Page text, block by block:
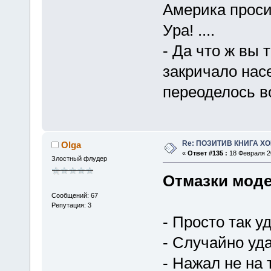
Америка
Ура! ....
- Да что ж вы
закричало
переоделось
Olga
Злостный флудер
Сообщений: 67
Репутация: 3
Re: ПОЗИТИВ КНИГА
« Ответ #135 : 18 Февраля
Отмазки
- Просто так
- Случайно
- Нажал не на